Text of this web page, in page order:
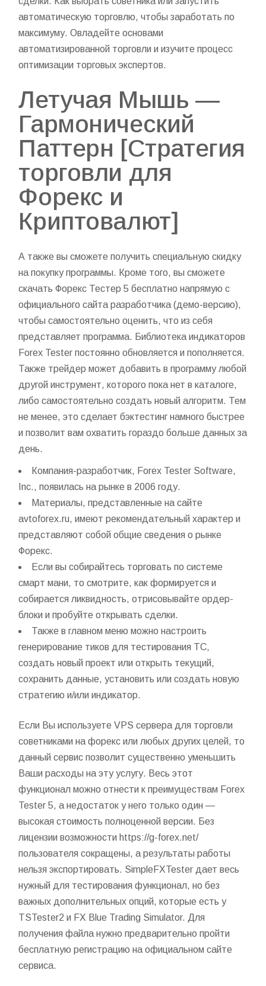
автоматическую торговлю, чтобы заработать по
максимуму. Овладейте основами
автоматизированной торговли и изучите процесс
оптимизации торговых экспертов.
Летучая Мышь —
Гармонический
Паттерн [Стратегия
торговли для
Форекс и
Криптовалют]
А также вы сможете получить специальную скидку
на покупку программы. Кроме того, вы сможете
скачать Форекс Тестер 5 бесплатно напрямую с
официального сайта разработчика (демо-версию),
чтобы самостоятельно оценить, что из себя
представляет программа. Библиотека индикаторов
Forex Tester постоянно обновляется и пополняется.
Также трейдер может добавить в программу любой
другой инструмент, которого пока нет в каталоге,
либо самостоятельно создать новый алгоритм. Тем
не менее, это сделает бэктестинг намного быстрее
и позволит вам охватить гораздо больше данных за
день.
Компания-разработчик, Forex Tester Software,
Inc., появилась на рынке в 2006 году.
Материалы, представленные на сайте
avtoforex.ru, имеют рекомендательный характер и
представляют собой общие сведения о рынке
Форекс.
Если вы собирайтесь торговать по системе
смарт мани, то смотрите, как формируется и
собирается ликвидность, отрисовывайте ордер-
блоки и пробуйте открывать сделки.
Также в главном меню можно настроить
генерирование тиков для тестирования ТС,
создать новый проект или открыть текущий,
сохранить данные, установить или создать новую
стратегию и/или индикатор.
Если Вы используете VPS сервера для торговли
советниками на форекс или любых других целей, то
данный сервис позволит существенно уменьшить
Ваши расходы на эту услугу. Весь этот
функционал можно отнести к преимуществам Forex
Tester 5, а недостаток у него только один —
высокая стоимость полноценной версии. Без
лицензии возможности https://g-forex.net/
пользователя сокращены, а результаты работы
нельзя экспортировать. SimpleFXTester дает весь
нужный для тестирования функционал, но без
важных дополнительных опций, которые есть у
TSTester2 и FX Blue Trading Simulator. Для
получения файла нужно предварительно пройти
бесплатную регистрацию на официальном сайте
сервиса.